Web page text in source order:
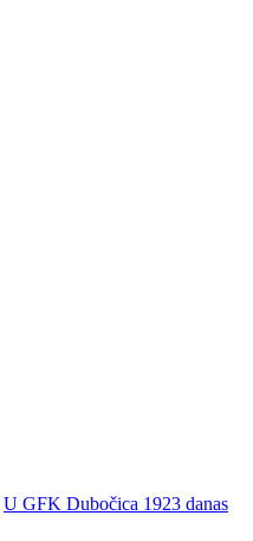
U GFK Dubočica 1923 danas